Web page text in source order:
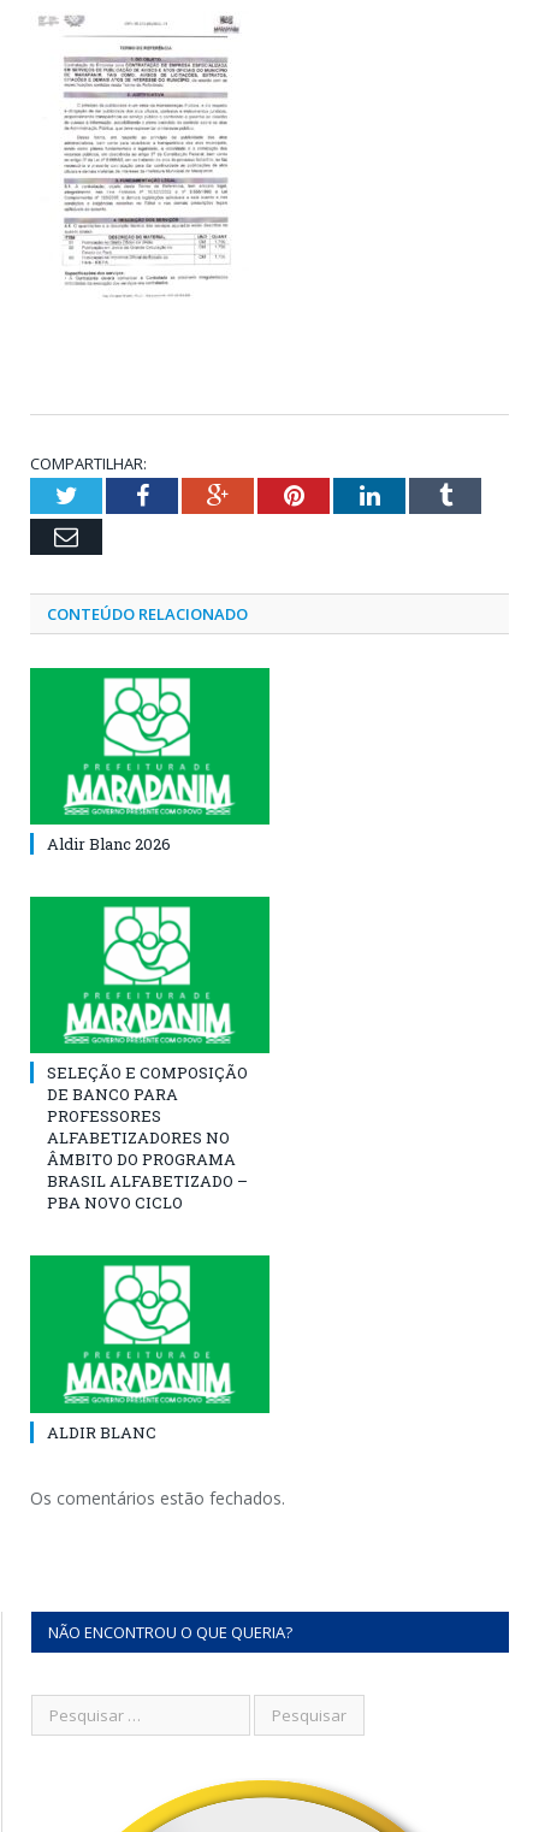
COMPARTILHAR:
TwitterFacebookGoogle+PinterestLinkedInTumblr
Email
CONTEÚDO RELACIONADO
Aldir Blanc 2026
SELEÇÃO E COMPOSIÇÃO
DE BANCO PARA
PROFESSORES
ALFABETIZADORES NO
ÂMBITO DO PROGRAMA
BRASIL ALFABETIZADO –
PBA NOVO CICLO
ALDIR BLANC
Os comentários estão fechados.
NÃO ENCONTROU O QUE QUERIA?